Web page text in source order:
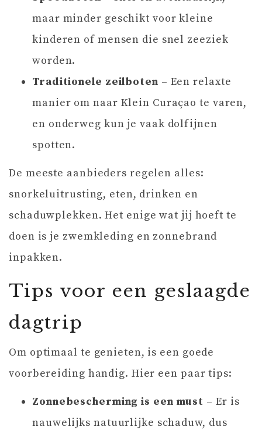
maar minder geschikt voor kleine
kinderen of mensen die snel zeeziek
worden.
Traditionele zeilboten – Een relaxte
manier om naar Klein Curaçao te varen,
en onderweg kun je vaak dolfijnen
spotten.
De meeste aanbieders regelen alles:
snorkeluitrusting, eten, drinken en
schaduwplekken. Het enige wat jij hoeft te
doen is je zwemkleding en zonnebrand
inpakken.
Tips voor een geslaagde
dagtrip
Om optimaal te genieten, is een goede
voorbereiding handig. Hier een paar tips:
Zonnebescherming is een must – Er is
nauwelijks natuurlijke schaduw, dus